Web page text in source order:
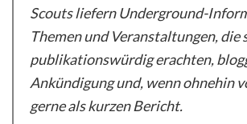
Scouts liefern Underground-
Themen und Veranstaltungen, die
publikationswürdig erachten,
Ankündigung und, wenn ohnehin
gerne als kurzen Bericht.